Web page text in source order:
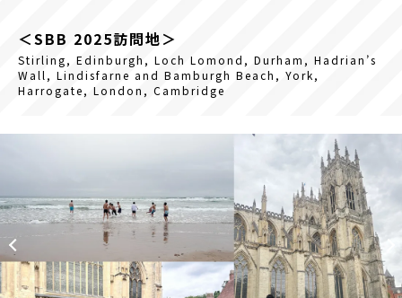
＜SBB 2025訪問地＞
Stirling, Edinburgh, Loch Lomond, Durham, Hadrian’s
Wall, Lindisfarne and Bamburgh Beach, York,
Harrogate, London, Cambridge